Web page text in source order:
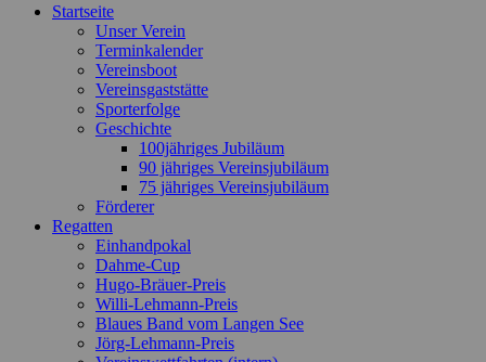
Zum
Startseite
Unser Verein
Terminkalender
Vereinsboot
Vereinsgaststätte
Sporterfolge
Geschichte
100jähriges Jubiläum
90 jähriges Vereinsjubiläum
75 jähriges Vereinsjubiläum
Förderer
Regatten
Einhandpokal
Dahme-Cup
Hugo-Bräuer-Preis
Willi-Lehmann-Preis
Blaues Band vom Langen See
Jörg-Lehmann-Preis